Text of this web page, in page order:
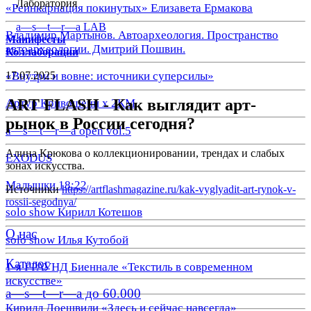
«Реинкарнация покинутых» Елизавета Ермакова
Владимир Мартынов. Автоархеология. Пространство
автоархеологии. Дмитрий Пошвин.
«Внутри и вовне: источники суперсилы»
Артур Кривошеин х 2КМ
a—s—t—r—a open vol.5
EXODUS
Малышки 18:22
solo show Кирилл Котешов
solo show Илья Кутобой
1-я ГРАУНД Биеннале «Текстиль в современном
искусстве»
Кирилл Доешвили «Здесь и сейчас навсегда»
Лаборатория
a—s—t—r—a LAB
Манифесты
Коллаборации
17.07.2025
ART FLASH - Как выглядит арт-
рынок в России сегодня?
Алина Крюкова о коллекционировании, трендах и слабых
зонах искусства.
Источникиhttps://artflashmagazine.ru/kak-vyglyadit-art-rynok-v-
rossii-segodnya/
О нас
Каталог
a—s—t—r—a до 60.000